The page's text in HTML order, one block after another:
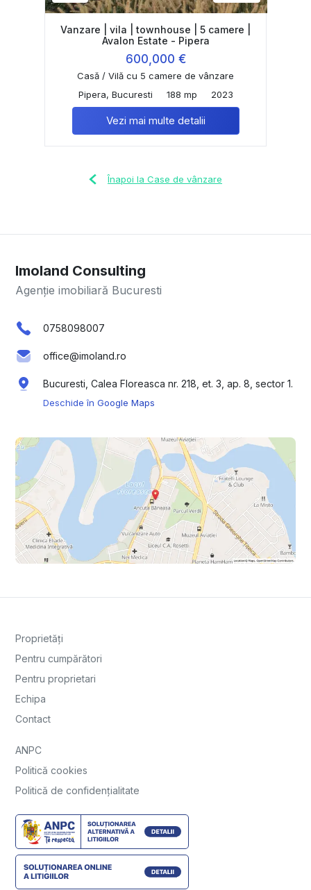
Vanzare | vila | townhouse | 5 camere |
Avalon Estate - Pipera
600,000 €
Casă / Vilă cu 5 camere de vânzare
Pipera, Bucuresti
188 mp 2023
Vezi mai multe detalii
Înapoi la Case de vânzare
Imoland Consulting
Agenție imobiliară Bucuresti
0758098007
office@imoland.ro
Bucuresti, Calea Floreasca nr. 218, et. 3, ap. 8, sector 1.
Deschide în Google Maps
Proprietăți
Pentru cumpărători
Pentru proprietari
Echipa
Contact
ANPC
Politică cookies
Politică de confidențialitate